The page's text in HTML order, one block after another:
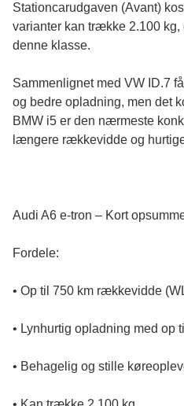
Stationcarudgaven (Avant)
varianter kan trække 2.100 kg,
denne klasse.
Sammenlignet med VW ID.7
og bedre opladning, men det
BMW i5 er den nærmeste
længere rækkevidde og
Audi A6 e-tron – Kort
Fordele:
• Op til 750 km rækkevidde
• Lynhurtig opladning med op
• Behagelig og stille